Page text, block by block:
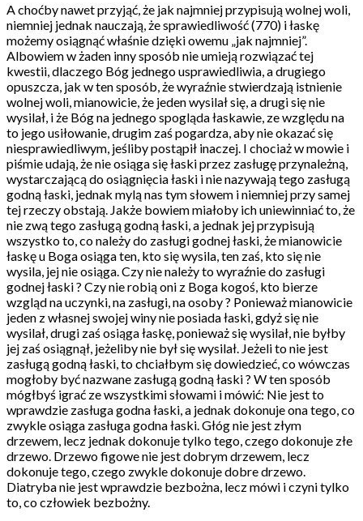
A choćby nawet przyjąć, że jak najmniej przypisują wolnej woli,
niemniej jednak nauczają, że sprawiedliwość (770) i łaskę
możemy osiągnąć właśnie dzięki owemu „jak najmniej”.
Albowiem w żaden inny sposób nie umieją rozwiązać tej
kwestii, dlaczego Bóg jednego usprawiedliwia, a drugiego
opuszcza, jak w ten sposób, że wyraźnie stwierdzają istnienie
wolnej woli, mianowicie, że jeden wysilał się, a drugi się nie
wysilał, i że Bóg na jednego spogląda łaskawie, ze względu na
to jego usiłowanie, drugim zaś pogardza, aby nie okazać się
niesprawiedliwym, jeśliby postąpił inaczej. I chociaż w mowie i
piśmie udają, że nie osiąga się łaski przez zasługę przynależną,
wystarczającą do osiągnięcia łaski i nie nazywają tego zasługą
godną łaski, jednak mylą nas tym słowem i niemniej przy samej
tej rzeczy obstają. Jakże bowiem miałoby ich uniewinniać to, że
nie zwą tego zasługą godną łaski, a jednak jej przypisują
wszystko to, co należy do zasługi godnej łaski, że mianowicie
łaskę u Boga osiąga ten, kto się wysila, ten zaś, kto się nie
wysila, jej nie osiąga. Czy nie należy to wyraźnie do zasługi
godnej łaski ? Czy nie robią oni z Boga kogoś, kto bierze
wzgląd na uczynki, na zasługi, na osoby ? Ponieważ mianowicie
jeden z własnej swojej winy nie posiada łaski, gdyż się nie
wysilał, drugi zaś osiąga łaskę, ponieważ się wysilał, nie byłby
jej zaś osiągnął, jeżeliby nie był się wysilał. Jeżeli to nie jest
zasługą godną łaski, to chciałbym się dowiedzieć, co wówczas
mogłoby być nazwane zasługą godną łaski ? W ten sposób
mógłbyś igrać ze wszystkimi słowami i mówić: Nie jest to
wprawdzie zasługa godna łaski, a jednak dokonuje ona tego, co
zwykle osiąga zasługa godna łaski. Głóg nie jest złym
drzewem, lecz jednak dokonuje tylko tego, czego dokonuje złe
drzewo. Drzewo figowe nie jest dobrym drzewem, lecz
dokonuje tego, czego zwykle dokonuje dobre drzewo.
Diatryba nie jest wprawdzie bezbożna, lecz mówi i czyni tylko
to, co człowiek bezbożny.